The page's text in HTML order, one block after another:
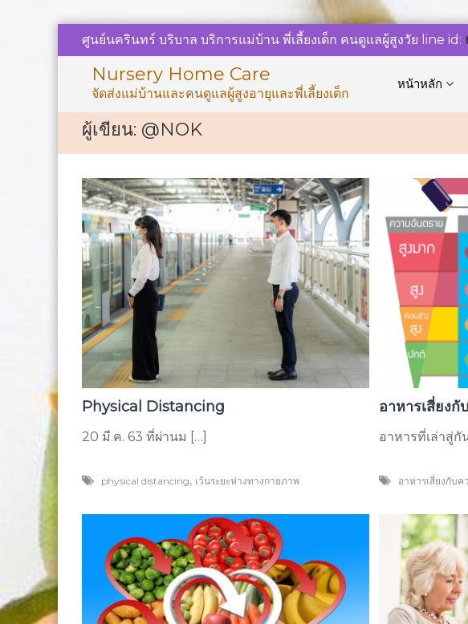
content
ศูนย์นครินทร์ บริบาล บริการแม่บ้าน พี่เลี้ยงเด็ก คนดูแลผู้สูงวัย line id:
Nursery Home Care
จัดส่งแม่บ้านและคนดูแลผู้สูงอายุและพี่เลี้ยงเด็ก
หน้าหลัก
ผู้เขียน: @NOK
Physical Distancing
20 มี.ค. 63 ที่ผ่านม […]
physical distancing, เว้นระยะห่างทางกายภาพ
อาหารเสี่ยง
อาหารที่เล่าสู่กั
อาหารเสี่ยงกับค